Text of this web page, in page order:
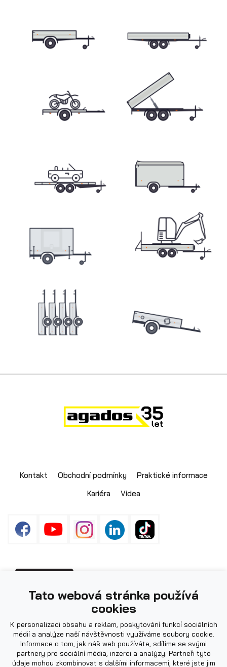
Skříňové přívěsy
Kontakt Obchodní podmínky
Praktické informace
Kariéra
Videa
ilustrační.
Tato webová stránka používá
cookies
K personalizaci obsahu a reklam, poskytování funkcí sociálních
médií a analýze naší návštěvnosti využíváme soubory cookie.
Informace o tom, jak náš web používáte, sdílíme se svými
partnery pro sociální média, inzerci a analýzy. Partneři tyto
údaje mohou zkombinovat s dalšími informacemi, které jste jim